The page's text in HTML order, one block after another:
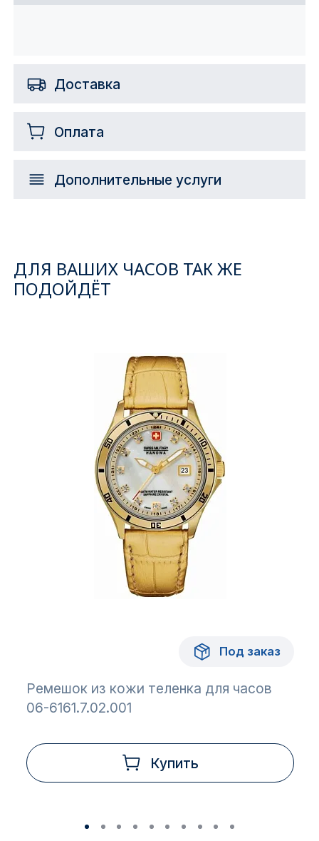
Доставка
Оплата
Дополнительные услуги
ДЛЯ ВАШИХ ЧАСОВ ТАК ЖЕ
ПОДОЙДЁТ
Под заказ
Ремешок из кожи теленка для часов
06-6161.7.02.001
Купить